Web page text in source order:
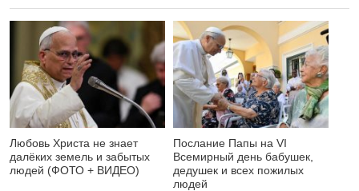
Любовь Христа не знает
далёких земель и забытых
людей (ФОТО + ВИДЕО)
Послание Папы на VI
Всемирный день бабушек,
дедушек и всех пожилых
людей